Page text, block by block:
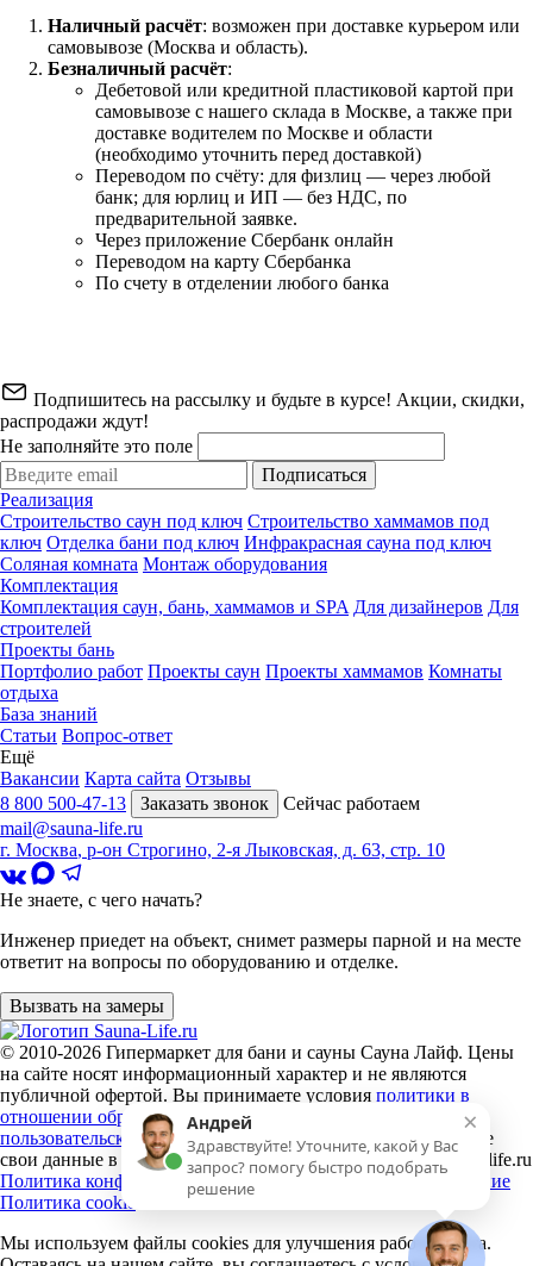
Наличный расчёт: возможен при доставке курьером или
самовывозе (Москва и область).
Безналичный расчёт:
Дебетовой или кредитной пластиковой картой при
самовывозе с нашего склада в Москве, а также при
доставке водителем по Москве и области
(необходимо уточнить перед доставкой)
Переводом по счёту: для физлиц — через любой
банк; для юрлиц и ИП — без НДС, по
предварительной заявке.
Через приложение Сбербанк онлайн
Переводом на карту Сбербанка
По счету в отделении любого банка
Подпишитесь на рассылку и будьте в курсе! Акции, скидки,
распродажи ждут!
Не заполняйте это поле
Подписаться
Реализация
Строительство саун под ключ Строительство хаммамов под
ключ Отделка бани под ключ Инфракрасная сауна под ключ
Соляная комната Монтаж оборудования
Комплектация
Комплектация саун, бань, хаммамов и SPA Для дизайнеров Для
строителей
Проекты бань
Портфолио работ Проекты саун Проекты хаммамов Комнаты
отдыха
База знаний
Статьи Вопрос-ответ
Ещё
Вакансии Карта сайта Отзывы
8 800 500-47-13
Заказать звонок
Сейчас работаем
mail@sauna-life.ru
г. Москва, р-он Строгино, 2-я Лыковская, д. 63, стр. 10
Не знаете, с чего начать?
Инженер приедет на объект, снимет размеры парной и на месте
ответит на вопросы по оборудованию и отделке.
Вызвать на замеры
© 2010-2026 Гипермаркет для бани и сауны Сауна Лайф. Цены
на сайте носят информационный характер и не являются
публичной офертой. Вы принимаете условия политики в
отношении обработки персональных данных
пользовательского соглашениякаждый раз, когда оставляете
свои данные в любой форме обратной связи на сайте sauna-life.ru
Политика конфиденциальности
Пользовательское соглашение
Политика cookie
Мы используем файлы cookies для улучшения работы сайта.
×
Андрей
Здравствуйте! Уточните, какой у Вас
запрос? помогу быстро подобрать
решение